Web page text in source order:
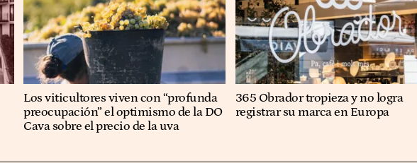
Los viticultores viven con “profunda
preocupación” el optimismo de la DO
Cava sobre el precio de la uva
365 Obrador tropieza y no logra
registrar su marca en Europa